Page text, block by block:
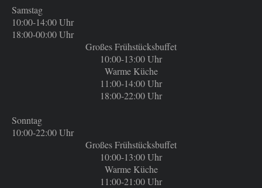
Samstag
10:00-14:00 Uhr
18:00-00:00 Uhr
Großes Frühstücksbuffet
10:00-13:00 Uhr
Warme Küche
11:00-14:00 Uhr
18:00-22:00 Uhr
Sonntag
10:00-22:00 Uhr
Großes Frühstücksbuffet
10:00-13:00 Uhr
Warme Küche
11:00-21:00 Uhr